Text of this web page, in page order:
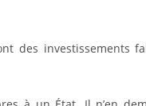
des investissements